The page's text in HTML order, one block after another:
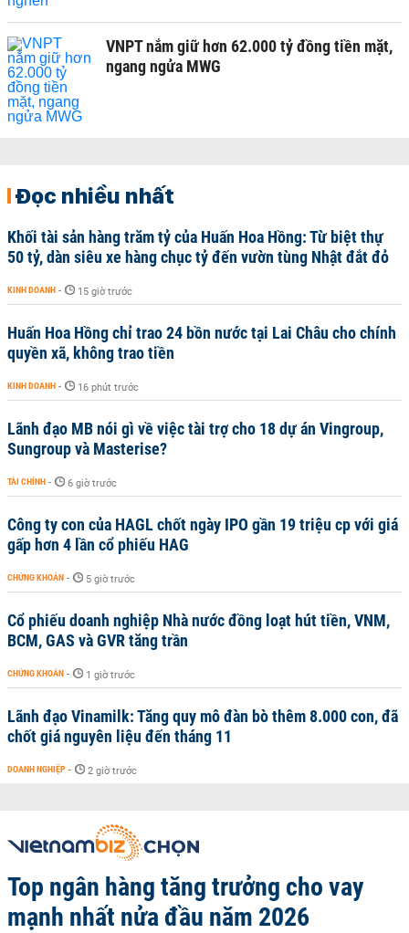
VNPT nắm giữ hơn 62.000 tỷ đồng tiền mặt,
ngang ngửa MWG
Đọc nhiều nhất
Khối tài sản hàng trăm tỷ của Huấn Hoa Hồng: Từ biệt thự
50 tỷ, dàn siêu xe hàng chục tỷ đến vườn tùng Nhật đắt đỏ
KINH DOANH - 15 giờ trước
Huấn Hoa Hồng chỉ trao 24 bồn nước tại Lai Châu cho chính
quyền xã, không trao tiền
KINH DOANH - 16 phút trước
Lãnh đạo MB nói gì về việc tài trợ cho 18 dự án Vingroup,
Sungroup và Masterise?
TÀI CHÍNH - 6 giờ trước
Công ty con của HAGL chốt ngày IPO gần 19 triệu cp với giá
gấp hơn 4 lần cổ phiếu HAG
CHỨNG KHOÁN - 5 giờ trước
Cổ phiếu doanh nghiệp Nhà nước đồng loạt hút tiền, VNM,
BCM, GAS và GVR tăng trần
CHỨNG KHOÁN - 1 giờ trước
Lãnh đạo Vinamilk: Tăng quy mô đàn bò thêm 8.000 con, đã
chốt giá nguyên liệu đến tháng 11
DOANH NGHIỆP - 2 giờ trước
Top ngân hàng tăng trưởng cho vay
mạnh nhất nửa đầu năm 2026